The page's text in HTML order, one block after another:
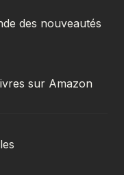
des nouveautés
sur Amazon